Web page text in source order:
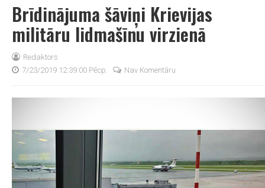
Brīdinājuma šāviņi Krievijas
militāru lidmašīnu virzienā
Redaktors
7/23/2019 12:39:00 Pēcp.
Nav Komentāru